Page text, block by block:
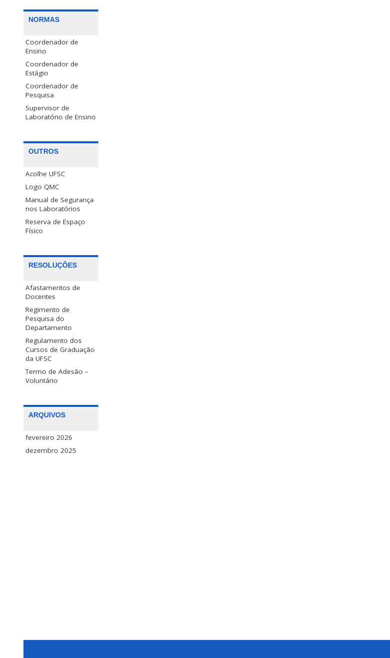
NORMAS
Coordenador de
Ensino
Coordenador de
Estágio
Coordenador de
Pesquisa
Supervisor de
Laboratório de Ensino
OUTROS
Acolhe UFSC
Logo QMC
Manual de Segurança
nos Laboratórios
Reserva de Espaço
Físico
RESOLUÇÕES
Afastamentos de
Docentes
Regimento de
Pesquisa do
Departamento
Regulamento dos
Cursos de Graduação
da UFSC
Termo de Adesão –
Voluntário
ARQUIVOS
fevereiro 2026
dezembro 2025